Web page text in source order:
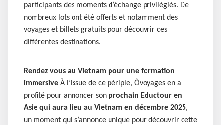
participants des moments d’échange privilégiés. De
nombreux lots ont été offerts et notamment des
voyages et billets gratuits pour découvrir ces
différentes destinations.
Rendez vous au Vietnam pour une formation
immersive À l’issue de ce périple, Ôvoyages en a
profité pour annoncer son prochain Eductour en
Asie qui aura lieu au Vietnam en décembre 2025,
un moment qui s’annonce unique pour découvrir cette